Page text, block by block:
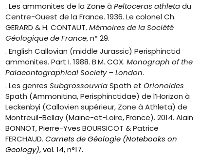
. Les ammonites de la Zone àPeltoceras athletadu
Centre-Ouest de la France. 1936. Le colonel Ch.
GERARD & H. CONTAUT.Mémoires de la Société
Géologique de France, n° 29.
. English Callovian (middle Jurassic) Perisphinctid
ammonites. Part I. 1988. B.M. COX.Monograph of the
Palaeontographical Society – London.
. Les genresSubgrossouvriaSpath etOrionoides
Spath (Ammonitina, Perisphinctidae) de l’Horizon à
Leckenbyi (Callovien supérieur, Zone à Athleta) de
Montreuil-Bellay (Maine-et-Loire, France). 2014. Alain
BONNOT, Pierre-Yves BOURSICOT & Patrice
FERCHAUD.Carnets de Géologie (Notebooks on
Geology), vol. 14, n°17.